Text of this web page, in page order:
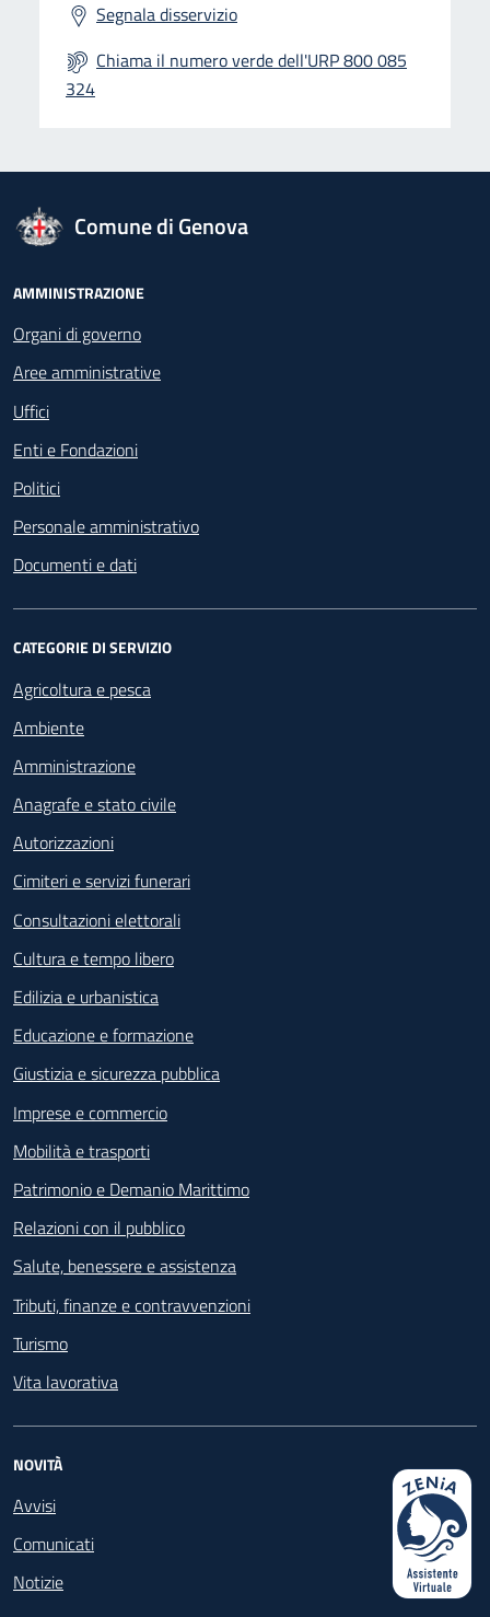
Segnala disservizio
Chiama il numero verde dell'URP 800 085
324
logo Unione Europea
Comune di Genova
Footer - Navigazione
AMMINISTRAZIONE
Organi di governo
Aree amministrative
Uffici
Enti e Fondazioni
Politici
Personale amministrativo
Documenti e dati
CATEGORIE DI SERVIZIO
Agricoltura e pesca
Ambiente
Amministrazione
Anagrafe e stato civile
Autorizzazioni
Cimiteri e servizi funerari
Consultazioni elettorali
Cultura e tempo libero
Edilizia e urbanistica
Educazione e formazione
Giustizia e sicurezza pubblica
Imprese e commercio
Mobilità e trasporti
Patrimonio e Demanio Marittimo
Relazioni con il pubblico
Salute, benessere e assistenza
Tributi, finanze e contravvenzioni
Turismo
Vita lavorativa
NOVITÀ
Avvisi
Comunicati
Notizie